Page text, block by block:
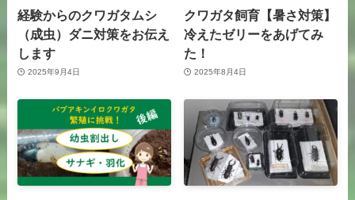
経験からのクワガタムシ
（成虫）ダニ対策をお伝え
します
2025年9月4日
クワガタ飼育【暑さ対策】
冷えたゼリーをあげてみ
た！
2025年8月4日